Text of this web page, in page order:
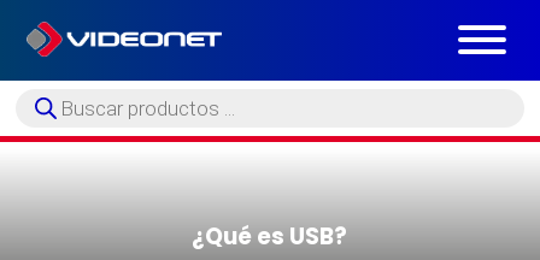
Búsqueda
de
¿Qué es USB?